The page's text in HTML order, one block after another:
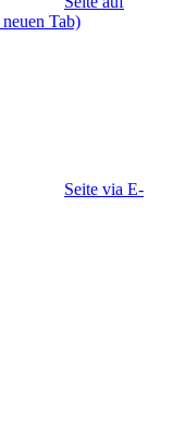
Tab)
Seite via E-